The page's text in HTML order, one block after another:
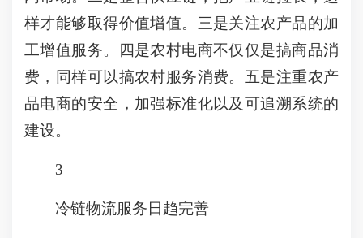
样才能够取得价值增值。三是关注农产品的加
工增值服务。四是农村电商不仅仅是搞商品消
费，同样可以搞农村服务消费。五是注重农产
品电商的安全，加强标准化以及可追溯系统的
建设。
3
冷链物流服务日趋完善